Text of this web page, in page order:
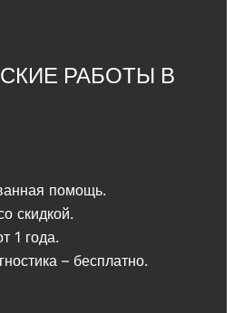
РАБОТЫ В
помощь.
скидкой.
1 года.
– бесплатно.